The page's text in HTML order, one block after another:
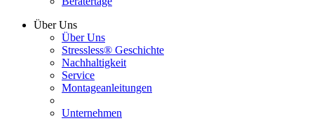
Über Uns
Über Uns
Stressless® Geschichte
Nachhaltigkeit
Service
Montageanleitungen
Unternehmen